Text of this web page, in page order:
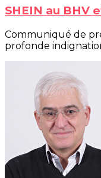
SHEIN au BHV
Communiqué de
profonde